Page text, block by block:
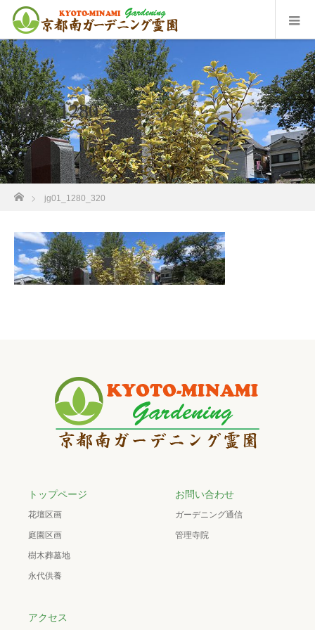
jg01_1280_320
jg01_1280_320
トップページ
花壇区画
庭園区画
樹木葬墓地
永代供養
お問い合わせ
ガーデニング通信
管理寺院
アクセス